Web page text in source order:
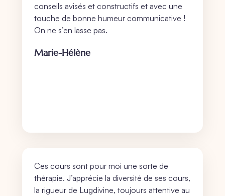
conseils avisés et constructifs et avec une
touche de bonne humeur communicative !
On ne s’en lasse pas.
Marie-Hélène
Ces cours sont pour moi une sorte de
thérapie. J’apprécie la diversité de ses cours,
la rigueur de Lugdivine, toujours attentive au